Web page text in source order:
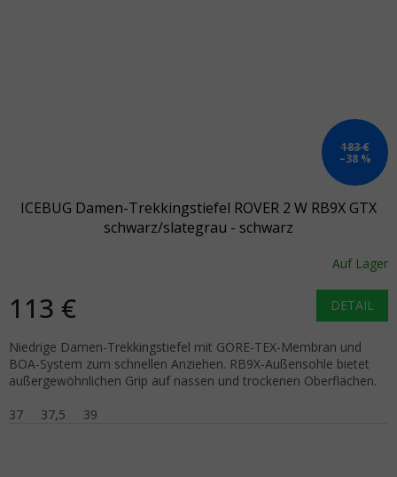
183 €
–38 %
ICEBUG Damen-Trekkingstiefel ROVER 2 W RB9X GTX
schwarz/slategrau - schwarz
Auf Lager
113 € DETAIL
Niedrige Damen-Trekkingstiefel mit GORE-TEX-Membran und
BOA-System zum schnellen Anziehen. RB9X-Außensohle bietet
außergewöhnlichen Grip auf nassen und trockenen Oberflächen.
37
37,5 39